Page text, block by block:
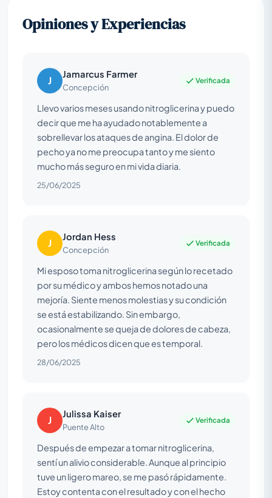
Opiniones y Experiencias
J Jamarcus Farmer
Concepción
Verificada
Llevo varios meses usando nitroglicerina y puedo
decir que me ha ayudado notablemente a
sobrellevar los ataques de angina. El dolor de
pecho ya no me preocupa tanto y me siento
mucho más seguro en mi vida diaria.
25/06/2025
J Jordan Hess
Concepción
Verificada
Mi esposo toma nitroglicerina según lo recetado
por su médico y ambos hemos notado una
mejoría. Siente menos molestias y su condición
se está estabilizando. Sin embargo,
ocasionalmente se queja de dolores de cabeza,
pero los médicos dicen que es temporal.
28/06/2025
J Julissa Kaiser
Puente Alto
Verificada
Después de empezar a tomar nitroglicerina,
sentí un alivio considerable. Aunque al principio
tuve un ligero mareo, se me pasó rápidamente.
Estoy contenta con el resultado y con el hecho